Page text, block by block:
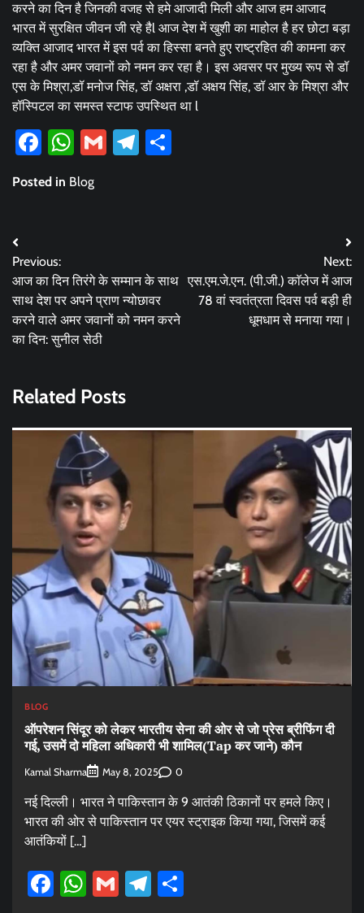
करने का दिन है जिनकी वजह से हमे आजादी मिली और आज हम आजाद
भारत में सुरक्षित जीवन जी रहे हैl आज देश में खुशी का माहोल है हर छोटा बड़ा
व्यक्ति आजाद भारत में इस पर्व का हिस्सा बनते हुए राष्ट्रहित की कामना कर
रहा है और अमर जवानों को नमन कर रहा है। इस अवसर पर मुख्य रूप से डॉ
एस के मिश्रा,डॉ मनोज सिंह, डॉ अक्षरा ,डॉ अक्षय सिंह, डॉ आर के मिश्रा और
हॉस्पिटल का समस्त स्टाफ उपस्थित था l
Facebook
WhatsApp
GmailTelegram
Posted in Blog
Post
navigation
Previous:
आज का दिन तिरंगे के सम्मान के साथ
साथ देश पर अपने प्राण न्योछावर
करने वाले अमर जवानों को नमन करने
का दिन: सुनील सेठी
Next:
एस.एम.जे.एन. (पी.जी.) काॅलेज में आज
78 वां स्वतंत्रता दिवस पर्व बड़ी ही
धूमधाम से मनाया गया।
Related Posts
BLOG
ऑपरेशन सिंदूर को लेकर भारतीय सेना की ओर से जो प्रेस ब्रीफ‍िंग दी
गई, उसमें दो महिला अधिकारी भी शामिल(Tap कर जाने) कौन
Kamal Sharma May 8, 2025 0
नई दिल्ली। भारत ने पाकिस्‍तान के 9 आतंकी ठिकानों पर हमले किए।
भारत की ओर से पाकिस्‍तान पर एयर स्‍ट्राइक किया गया, जिसमें कई
आतंकियों […]
Facebook
WhatsApp
GmailTelegram